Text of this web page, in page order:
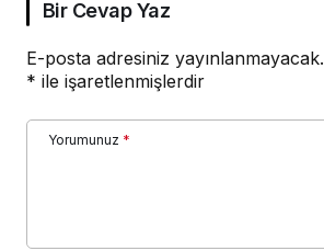
Bir Cevap Yaz
E-posta adresiniz yayınlanmayacak.
* ile işaretlenmişlerdir
Yorumunuz *